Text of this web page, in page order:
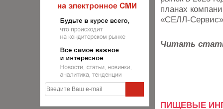
планах
«СЕЛЛ-
Читать
ПИЩЕВЫЕ